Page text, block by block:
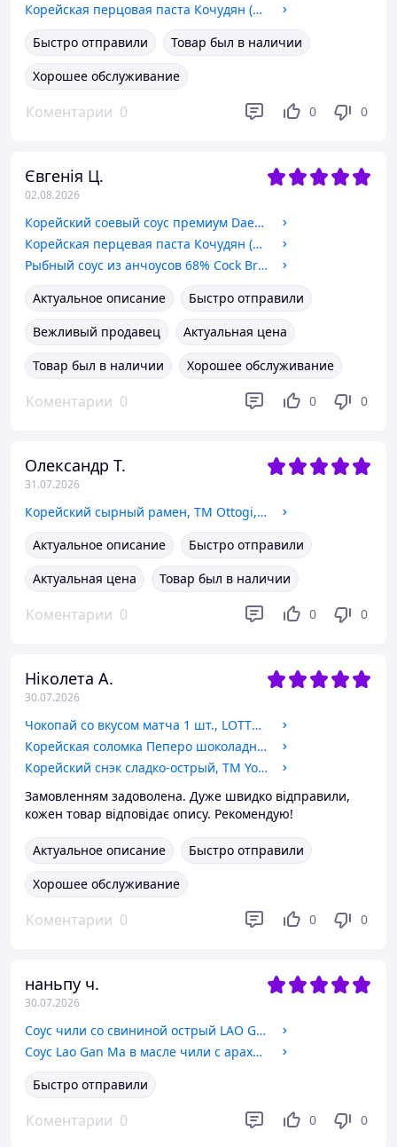
Корейская перцовая паста Кочудян (очень острая), Daesang 500 г
Быстро отправили
Товар был в наличии
Хорошее обслуживание
Коментарии 0 0 0
Євгенія Ц.
02.08.2026
Корейский соевый соус премиум Daesang 500 мл
Корейская перцевая паста Кочудян (экстраострая), Daesang 200 г
Рыбный соус из анчоусов 68% Cock Brand, Таиланд, 700 мл.
Актуальное описание
Быстро отправили
Вежливый продавец
Актуальная цена
Товар был в наличии
Хорошее обслуживание
Коментарии 0 0 0
Олександр Т.
31.07.2026
Корейский сырный рамен, TM Ottogi, 111 г
Актуальное описание
Быстро отправили
Актуальная цена
Товар был в наличии
Коментарии 0 0 0
Ніколета А.
30.07.2026
Чокопай со вкусом матча 1 шт., LOTTE, 28 г
Корейская соломка Пеперо шоколадные кранчи, TM Lotte, 39 г.
Корейский снэк сладко-острый, TM Yopokki, 50 г
Замовленням задоволена. Дуже швидко відправили,
кожен товар відповідає опису. Рекомендую!
Актуальное описание
Быстро отправили
Хорошее обслуживание
Коментарии 0 0 0
наньпу ч.
30.07.2026
Соус чили со свининой острый LAO GAN MA Китай, 280 г!!! Знижка(термін до 07.2026)
Соус Lao Gan Ma в масле чили с арахисом Китай, 275 г!!! Знижка(термін до 07.2026)
Быстро отправили
Коментарии 0 0 0